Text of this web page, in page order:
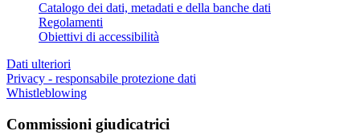
Catalogo dei dati, metadati e della banche dati
Regolamenti
Obiettivi di accessibilità
Dati ulteriori
Privacy - responsabile protezione dati
Whistleblowing
Commissioni giudicatrici